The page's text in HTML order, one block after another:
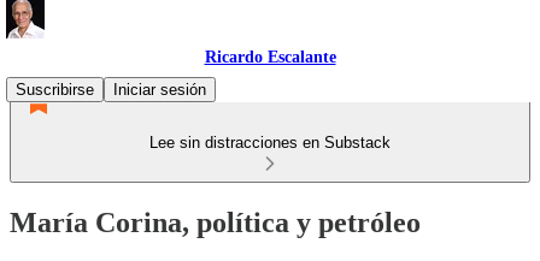
Ricardo Escalante
Suscribirse
Iniciar sesión
Lee sin distracciones en Substack
María Corina, política y petróleo